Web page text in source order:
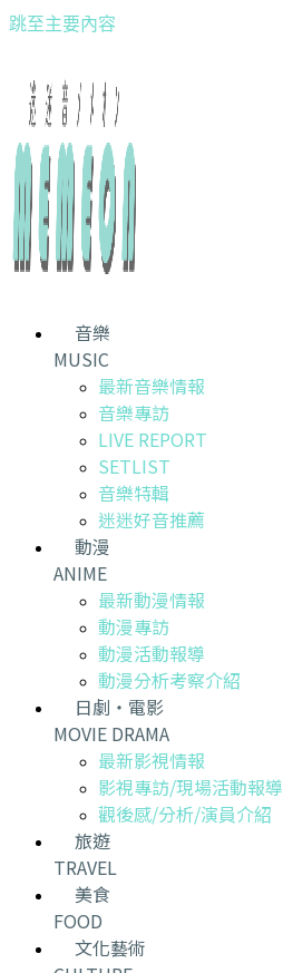
跳至主要內容
音樂
MUSIC
最新音樂情報
音樂專訪
LIVE REPORT
SETLIST
音樂特輯
迷迷好音推薦
動漫
ANIME
最新動漫情報
動漫專訪
動漫活動報導
動漫分析考察介紹
日劇・電影
MOVIE DRAMA
最新影視情報
影視專訪/現場活動報導
觀後感/分析/演員介紹
旅遊
TRAVEL
美食
FOOD
文化藝術